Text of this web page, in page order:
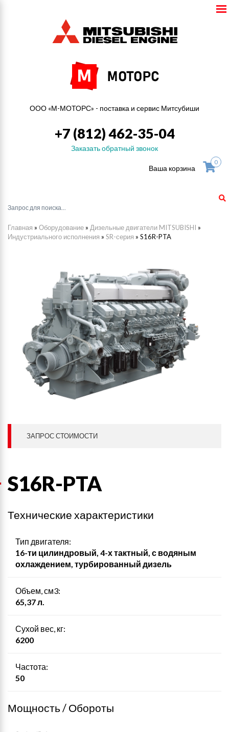
ООО «М-МОТОРС» - поставка и сервис Митсубиши
+7 (812) 462-35-04
Заказать обратный звонок
Ваша корзина
0
Главная » Оборудование » Дизельные двигатели MITSUBISHI »
Индустриального исполнения » SR-серия » S16R-PTA
ЗАПРОС СТОИМОСТИ
S16R-PTA
Технические характеристики
Тип двигателя:
16-ти цилиндровый, 4-х тактный, с водяным
охлаждением, турбированный дизель
Объем, см3:
65,37 л.
Сухой вес, кг:
6200
Частота:
50
Мощность / Обороты